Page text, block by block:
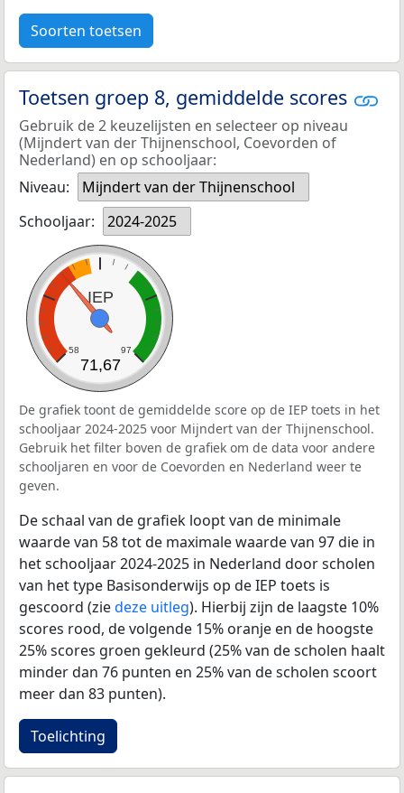
Soorten toetsen
Toetsen groep 8, gemiddelde scores
Gebruik de 2 keuzelijsten en selecteer op niveau
(Mijndert van der Thijnenschool, Coevorden of
Nederland) en op schooljaar:
Niveau:
Mijndert van der Thijnenschool
Schooljaar:
2024-2025
IEP
58 97
71,67
De grafiek toont de gemiddelde score op de IEP toets in het
schooljaar 2024-2025 voor Mijndert van der Thijnenschool.
Gebruik het filter boven de grafiek om de data voor andere
schooljaren en voor de Coevorden en Nederland weer te
geven.
De schaal van de grafiek loopt van de minimale
waarde van 58 tot de maximale waarde van 97 die in
het schooljaar 2024-2025 in Nederland door scholen
van het type Basisonderwijs op de IEP toets is
gescoord (ziedeze uitleg). Hierbij zijn de laagste 10%
scores rood, de volgende 15% oranje en de hoogste
25% scores groen gekleurd (25% van de scholen haalt
minder dan 76 punten en 25% van de scholen scoort
meer dan 83 punten).
Toelichting